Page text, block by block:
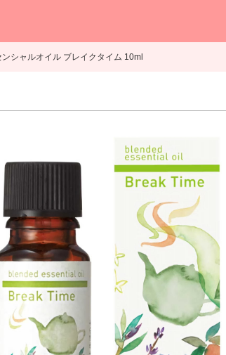
シャルオイル ブレイクタイム 10ml